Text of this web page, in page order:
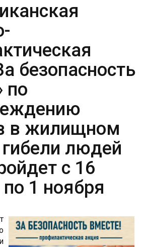
безопасность
по
в жилищном
людей
с 16
1 ноября